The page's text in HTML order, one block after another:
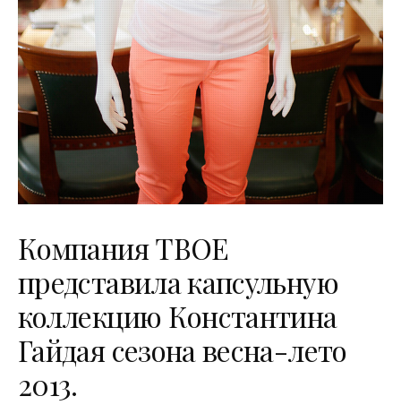
Компания ТВОЕ
представила капсульную
коллекцию Константина
Гайдая сезона весна-лето
2013.